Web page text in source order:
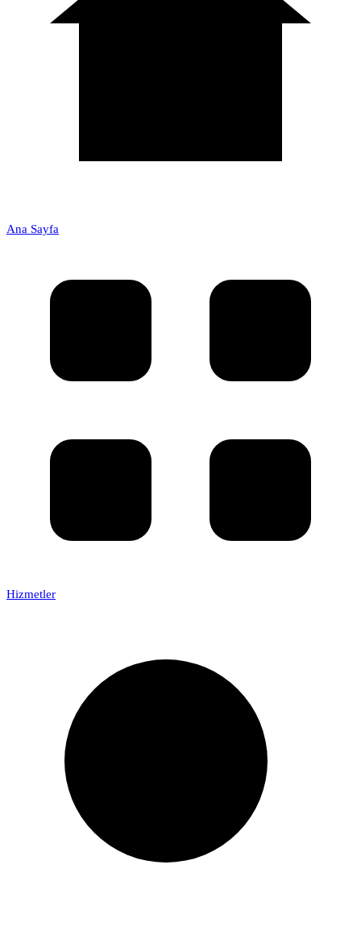
Ana Sayfa
Hizmetler